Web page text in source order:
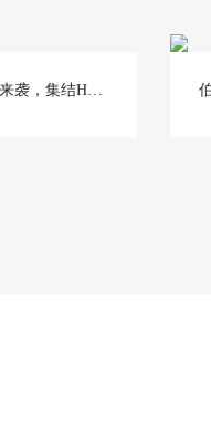
哈佛（中国）夏校来袭，集结Harvard X ACG X unesco强大资源，助推名校申请！